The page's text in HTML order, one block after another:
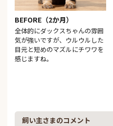
BEFORE（2か月）
全体的にダックスちゃんの雰囲
気が強いですが、ウルウルした
目元と短めのマズルにチワワを
感じますね。
飼い主さまのコメント